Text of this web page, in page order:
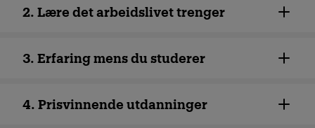
2. Lære det arbeidslivet trenger
3. Erfaring mens du studerer
4. Prisvinnende utdanninger